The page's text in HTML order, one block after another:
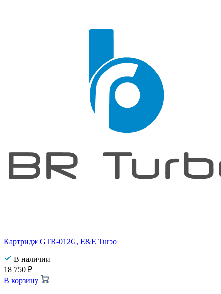
Картридж GTR-012G, E&E Turbo
В наличии
18 750 ₽
В корзину